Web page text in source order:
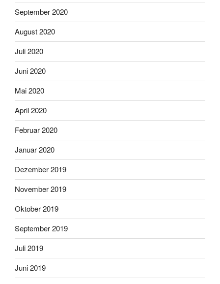
September 2020
August 2020
Juli 2020
Juni 2020
Mai 2020
April 2020
Februar 2020
Januar 2020
Dezember 2019
November 2019
Oktober 2019
September 2019
Juli 2019
Juni 2019